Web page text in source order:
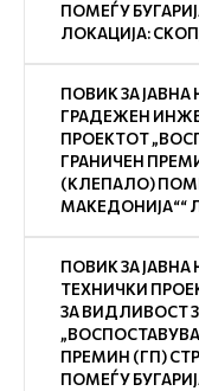
ПОМЕЃУ
ЛОКАЦИЈА:
ПОВИК ЗА
ГРАДЕЖЕН
ПРОЕКТОТ
ГРАНИЧЕН
(КЛЕПАЛО)
МАКЕДОНИЈА““
ПОВИК ЗА
ТЕХНИЧКИ
ЗА ВИДЛИВОСТ
ПРЕМИН (ГП)
ПОМЕЃУ